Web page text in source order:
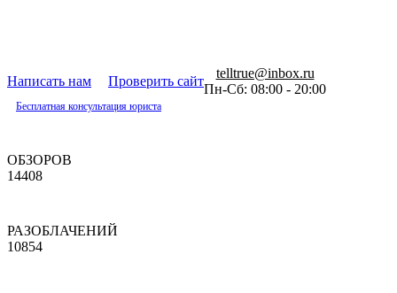
Написать нам Проверить сайт
telltrue@inbox.ru
Пн-Сб: 08:00 - 20:00
Бесплатная консультация юриста
ОБЗОРОВ
14408
РАЗОБЛАЧЕНИЙ
10854